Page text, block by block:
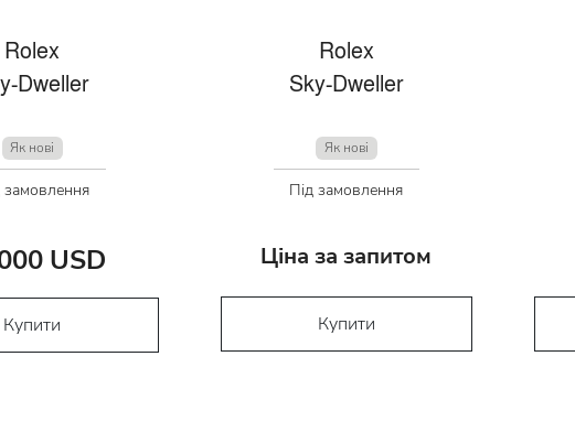
Rolex
Dweller
Як нові
замовлення
USD
Купити
Rolex
Sky-Dweller
Як нові
Під замовлення
Ціна за запитом
Купити